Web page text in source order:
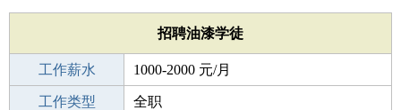
招聘油漆学徒
工作薪水 1000-2000 元/月
招聘人数 1人
工作类型 全职